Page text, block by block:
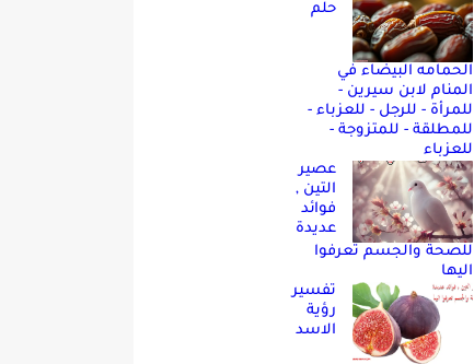
حلم
الحمامه البيضاء في
المنام لابن سيرين -
للمرأة - للرجل - للعزباء -
للمطلقة - للمتزوجة -
للعزباء
عصير
التين ,
فوائد
عديدة
للصحة والجسم تعرفوا
اليها
تفسير
رؤية
الاسد